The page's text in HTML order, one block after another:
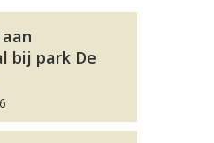
bij park De